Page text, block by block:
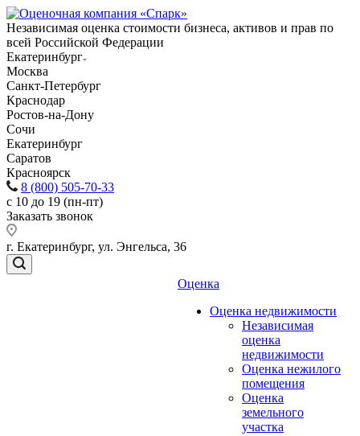
Независимая оценка стоимости бизнеса, активов и прав по
всей Российской Федерации
Екатеринбург
Москва
Санкт-Петербург
Краснодар
Ростов-на-Дону
Сочи
Екатеринбург
Саратов
Красноярск
8 (800) 505-70-33
с 10 до 19 (пн-пт)
Заказать звонок
г. Екатеринбург, ул. Энгельса, 36
Оценка
Оценка недвижимости
Независимая
оценка
недвижимости
Оценка нежилого
помещения
Оценка
земельного
участка